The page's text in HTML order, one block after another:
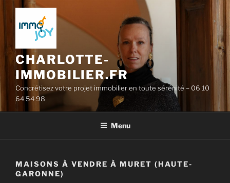
Aller
contenu
CHARLOTTE-
IMMOBILIER.FR
Concrétisez votre projet immobilier en toute sérénité – 06 10
64 54 98
Menu
MAISONS À VENDRE À MURET (HAUTE-
GARONNE)